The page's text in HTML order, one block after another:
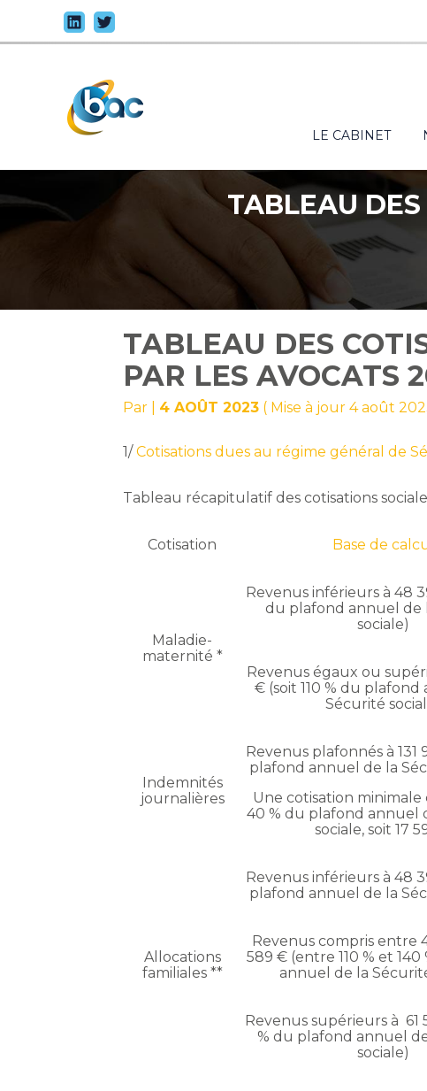
au
contenu
Principal
LE CABINET
TABLEAU
TABLEAU DES
PAR LES AVOCATS
Par 4 AOÛT 2023 ( Mise à jour 4 août
1/Cotisations dues au régime général de
Tableau récapitulatif des cotisations
Cotisation Base de
Maladie-
maternité *
Revenus inférieurs à 48
du plafond annuel de
sociale)
Revenus égaux ou
€ (soit 110 % du
Sécurité
Indemnités
journalières
Revenus plafonnés à 131
plafond annuel de la
Une cotisation minimale
40 % du plafond annuel
sociale, soit 17
Allocations
familiales **
Revenus inférieurs à 48
plafond annuel de la
Revenus compris entre
589 € (entre 110 % et
annuel de la
Revenus supérieurs à 61
% du plafond annuel
sociale)